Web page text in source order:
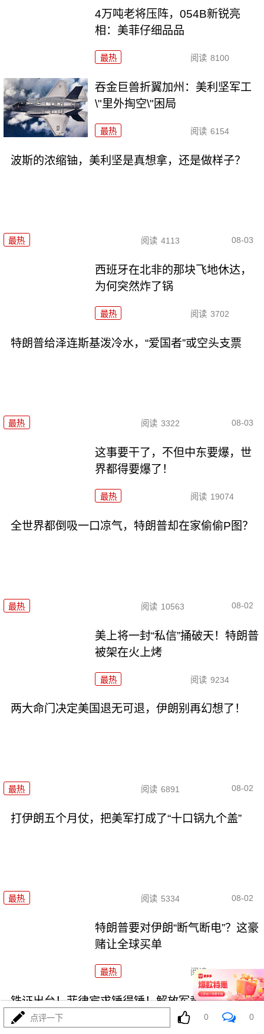
4万吨老将压阵，054B新锐亮
相：美菲仔细品品
最热 阅读 8100
吞金巨兽折翼加州：美利坚军工
\"里外掏空\"困局
最热 阅读 6154
波斯的浓缩铀，美利坚是真想拿，还是做样子？
最热 阅读 4113 08-03
西班牙在北非的那块飞地休达，
为何突然炸了锅
最热 阅读 3702
特朗普给泽连斯基泼冷水，“爱国者”或空头支票
最热 阅读 3322 08-03
这事要干了，不但中东要爆，世
界都得要爆了！
最热 阅读 19074
全世界都倒吸一口凉气，特朗普却在家偷偷P图？
最热 阅读 10563 08-02
美上将一封“私信”捅破天！特朗普
被架在火上烤
最热 阅读 9234
两大命门决定美国退无可退，伊朗别再幻想了！
最热 阅读 6891 08-02
打伊朗五个月仗，把美军打成了“十口锅九个盖”
最热 阅读 5334 08-02
特朗普要对伊朗“断气断电”？这豪
赌让全球买单
最热 阅读 4477
铁证出台！菲律宾求锤得锤！解放军黄岩岛亮剑
点评一下 0 0